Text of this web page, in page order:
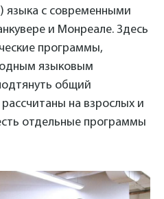
языка с современными
и Монреале. Здесь
программы,
языковым
общий
на взрослых и
отдельные программы